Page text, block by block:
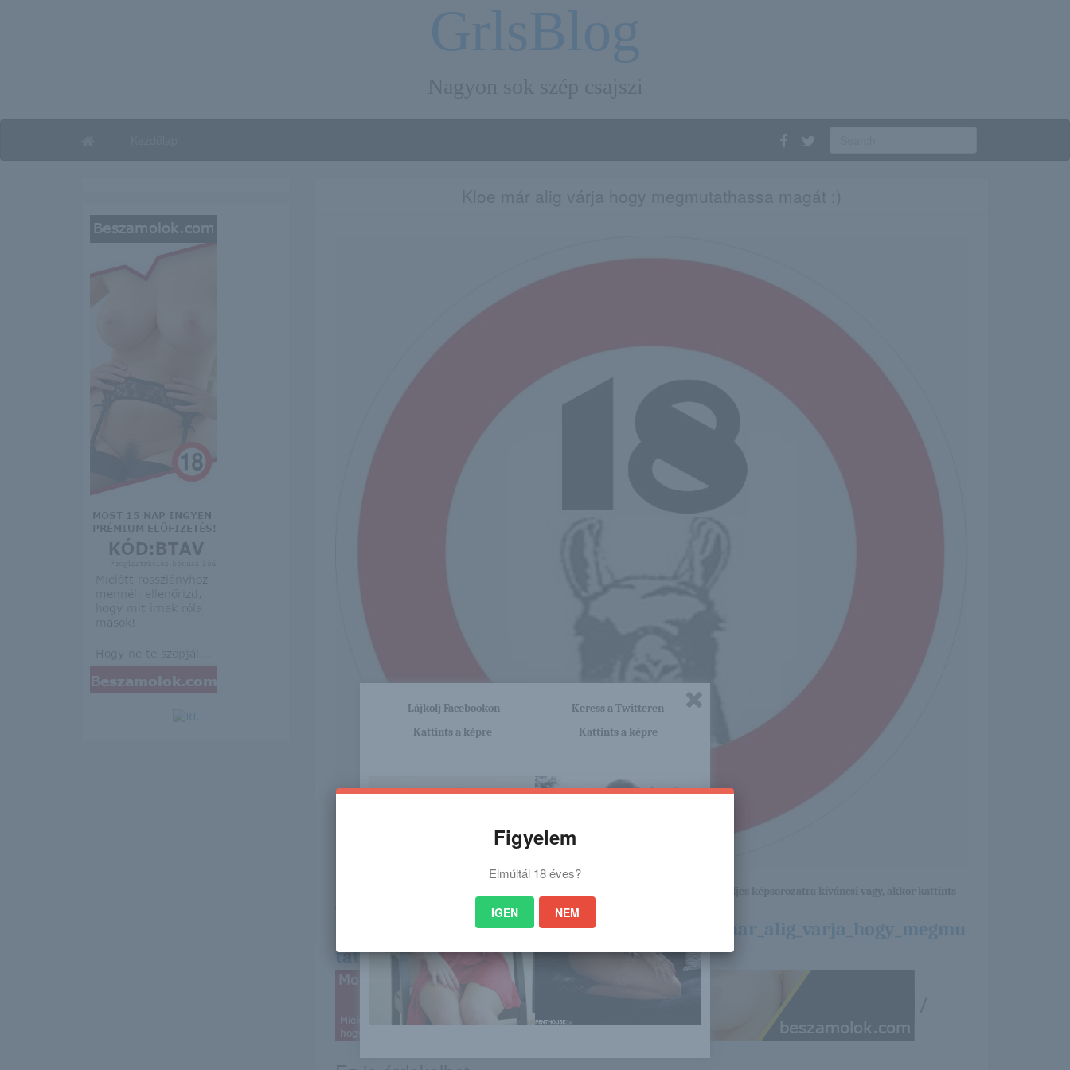
http://lamaszeme.blog.hu/2015/12/08/kloe_mar_alig_varja_hogy_megmu
tathassa_magat
Lájkolj Facebookon
Kattints a képre
Keress a Twitteren
Kattints a képre
Figyelem
Elmúltál 18 éves?
IGEN NEM